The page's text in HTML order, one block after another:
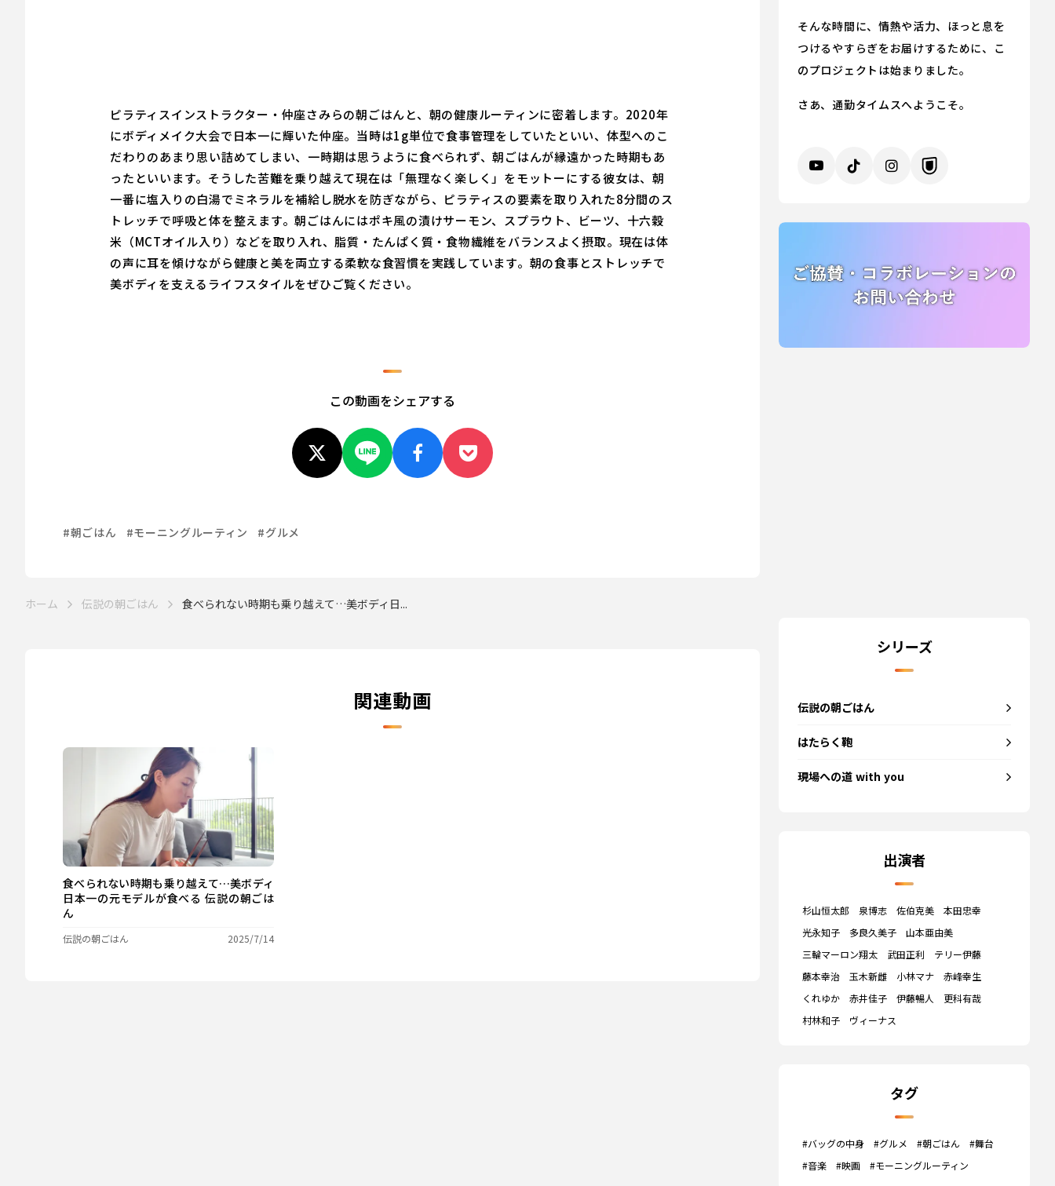
ピラティスインストラクター・仲座さみらの朝ごはんと、朝の健康ルーティンに密着します。2020年
にボディメイク大会で日本一に輝いた仲座。当時は1g単位で食事管理をしていたといい、体型へのこ
だわりのあまり思い詰めてしまい、一時期は思うように食べられず、朝ごはんが縁遠かった時期もあ
ったといいます。そうした苦難を乗り越えて現在は「無理なく楽しく」をモットーにする彼女は、朝
一番に塩入りの白湯でミネラルを補給し脱水を防ぎながら、ピラティスの要素を取り入れた8分間のス
トレッチで呼吸と体を整えます。朝ごはんにはポキ風の漬けサーモン、スプラウト、ビーツ、十六穀
米（MCTオイル入り）などを取り入れ、脂質・たんぱく質・食物繊維をバランスよく摂取。現在は体
の声に耳を傾けながら健康と美を両立する柔軟な食習慣を実践しています。朝の食事とストレッチで
美ボディを支えるライフスタイルをぜひご覧ください。
この動画をシェアする
#朝ごはん #モーニングルーティン #グルメ
ホーム 伝説の朝ごはん 食べられない時期も乗り越えて…美ボディ日...
関連動画
食べられない時期も乗り越えて…美ボディ
日本一の元モデルが食べる 伝説の朝ごは
ん
伝説の朝ごはん 2025/7/14
そんな時間に、情熱や活力、ほっと息を
つけるやすらぎをお届けするために、こ
のプロジェクトは始まりました。
さあ、通勤タイムスへようこそ。
シリーズ
伝説の朝ごはん
はたらく鞄
現場への道 with you
出演者
杉山恒太郎 泉博志 佐伯克美
本田忠幸
光永知子
多良久美子
山本亜由美
三輪マーロン翔太
武田正利
テリー伊藤
藤本幸治
玉木新雌 小林マナ
赤峰幸生
くれゆか
赤井佳子 伊藤暢人
更科有哉
村林和子
ヴィーナス
タグ
#バッグの中身 #グルメ #朝ごはん
#舞台
#音楽
#映画 #モーニングルーティン